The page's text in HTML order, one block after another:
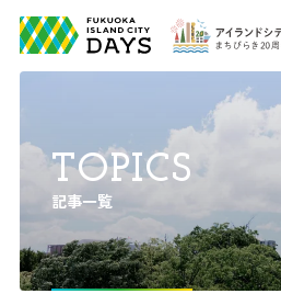
TOPICS
記事一覧